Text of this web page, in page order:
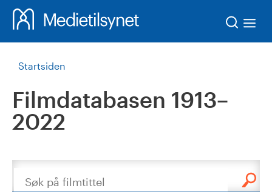
Startsiden
Filmdatabasen 1913–
2022
Søk